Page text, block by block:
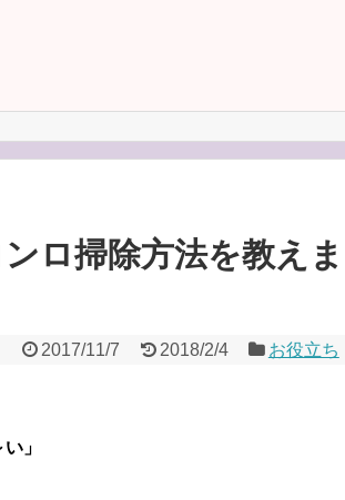
ロ掃除方法を教えま
2017/11/7 2018/2/4 お役立ち
」